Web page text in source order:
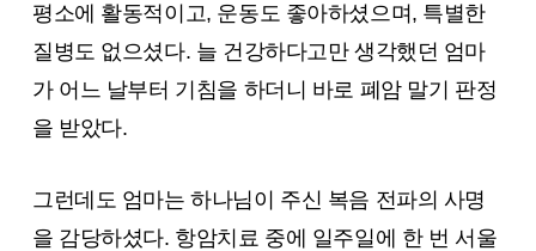
평소에 활동적이고, 운동도 좋아하셨으며, 특별한
질병도 없으셨다. 늘 건강하다고만 생각했던 엄마
가 어느 날부터 기침을 하더니 바로 폐암 말기 판정
을 받았다.
그런데도 엄마는 하나님이 주신 복음 전파의 사명
을 감당하셨다. 항암치료 중에 일주일에 한 번 서울